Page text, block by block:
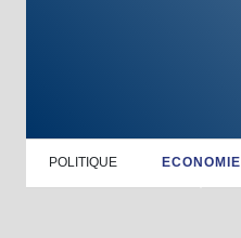
POLITIQUE ECONOMIE